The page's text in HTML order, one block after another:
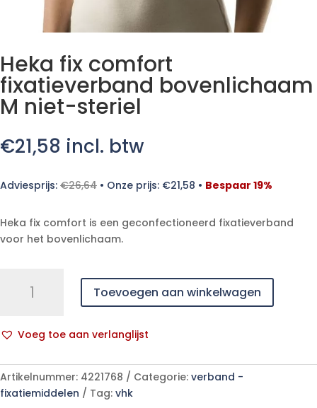
Heka fix comfort
fixatieverband bovenlichaam
M niet-steriel
€21,58 incl. btw
Adviesprijs: €26,64 • Onze prijs: €21,58 • Bespaar 19%
Heka fix comfort is een geconfectioneerd fixatieverband
voor het bovenlichaam.
bovenlichaam
niet-
steriel
Toevoegen aan winkelwagen
Voeg toe aan verlanglijst
l
t
e
Artikelnummer: 4221768 Categorie: verband -
fixatiemiddelen
Tag: vhk